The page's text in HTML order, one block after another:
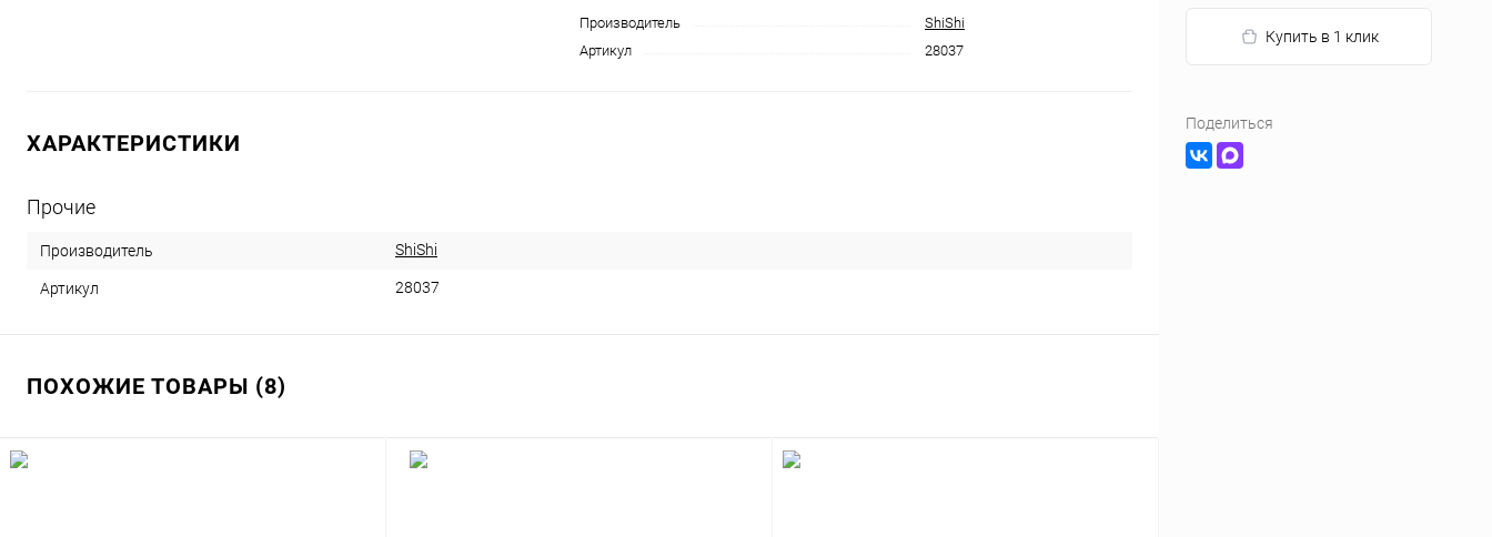
Производитель
ShiShi
Артикул
28037
ХАРАКТЕРИСТИКИ
Прочие
Производитель ShiShi
Артикул 28037
ПОХОЖИЕ ТОВАРЫ (8)
Купить в 1 клик
Поделиться